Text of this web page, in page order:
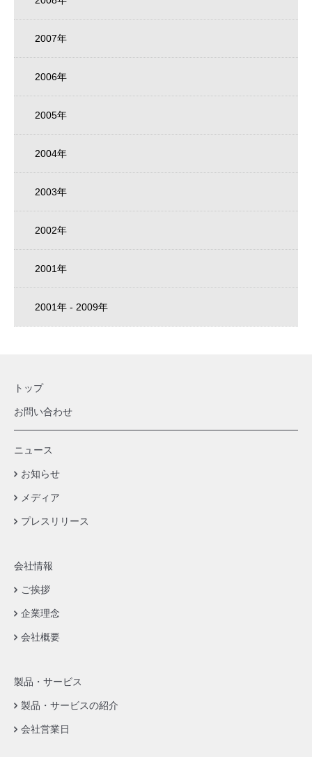
2007年
2006年
2005年
2004年
2003年
2002年
2001年
2001年 - 2009年
トップ
お問い合わせ
ニュース
お知らせ
メディア
プレスリリース
会社情報
ご挨拶
企業理念
会社概要
製品・サービス
製品・サービスの紹介
会社営業日